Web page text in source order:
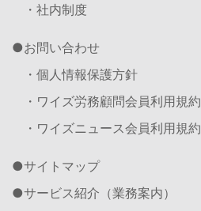
・社内制度
お問い合わせ
・個人情報保護方針
・ワイズ労務顧問会員利用規約
・ワイズニュース会員利用規約
サイトマップ
サービス紹介（業務案内）